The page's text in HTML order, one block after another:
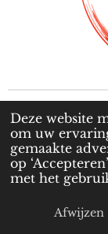
Deze website
om uw
gemaakte
op
met het
Afwijzen
Privacy
© 2024 - 2026
Powered by
E-mailadres